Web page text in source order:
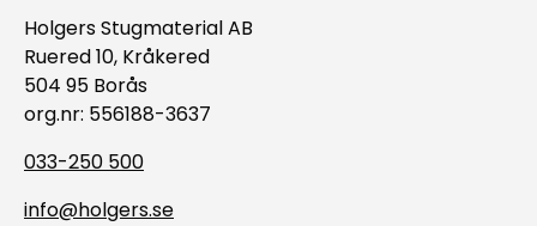
Holgers Stugmaterial AB
Ruered 10, Kråkered
504 95 Borås
org.nr: 556188-3637
033-250 500
info@holgers.se